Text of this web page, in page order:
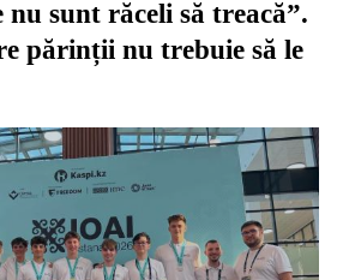
nu sunt răceli să treacă”.
părinții nu trebuie să le